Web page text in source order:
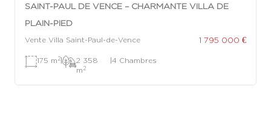
SAINT-PAUL DE VENCE – CHARMANTE VILLA DE
PLAIN-PIED
Vente Villa Saint-Paul-de-Vence 1 795 000 €
175 m 2|
2 358
m 2
|4 Chambres